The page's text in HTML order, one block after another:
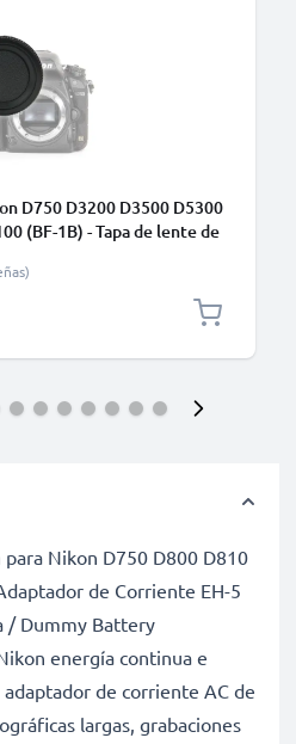
D750 D3200 D3500 D5300
(BF-1B) - Tapa de lente de
de cámara
Nikon D750 D800 D810
de Corriente EH-5
/ Dummy Battery
energía continua e
de corriente AC de
largas, grabaciones